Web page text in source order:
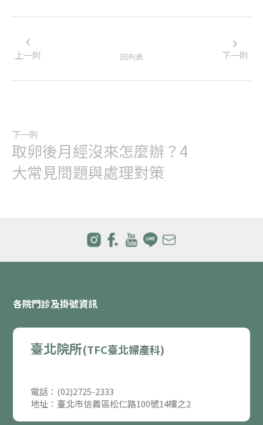
上一則 回列表 下一則
下一則
取卵後月經沒來怎麼辦？4
大常見問題與處理對策
各院門診及掛號資訊
臺北院所(TFC臺北婦產科)
電話：(02)2725-2333
地址：臺北市信義區松仁路100號14樓之2